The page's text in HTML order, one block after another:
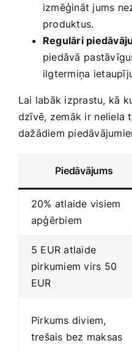
izmēģināt jums
produktus.
Regulāri
piedāvā⁣
ilgtermiņa
Lai labāk izprastu, kā
dzīvē,⁣ zemāk ir⁢ neliela
dažādiem
Piedāvājums
20% atlaide visiem
apģērbiem
5 EUR atlaide
pirkumiem​ virs 50
EUR
Pirkums diviem,
trešais bez maksas